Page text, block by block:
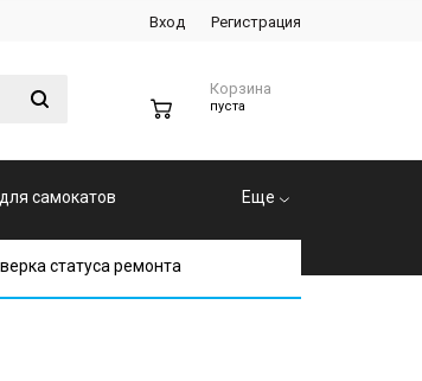
Вход Регистрация
Корзина
пуста
самокатов Еще
статуса ремонта